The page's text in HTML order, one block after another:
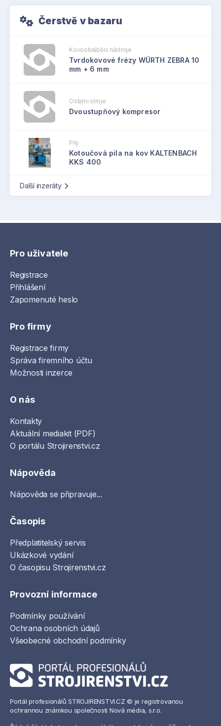
Čerstvě v bazaru
Kovoobráběcí nástroje
Tvrdokovové frézy WÜRTH ZEBRA 10
mm + 6 mm
Ostatní stroje
Dvoustupňový kompresor
Pily
Kotoučová pila na kov KALTENBACH
KKS 400
Další inzeráty
Pro uživatele
Registrace
Přihlášení
Zapomenuté heslo
Pro firmy
Registrace firmy
Správa firemního účtu
Možnosti inzerce
O nás
Kontakty
Aktuální mediakit (PDF)
O portálu Strojirenstvi.cz
Nápověda
Nápověda se připravuje...
Časopis
Předplatitelský servis
Ukázkové vydání
O časopisu Strojirenstvi.cz
Provozní informace
Podmínky používání
Ochrana osobních údajů
Všeobecné obchodní podmínky
Portál profesionálů STROJIRENSTVI.CZ © je registrovanou
ochrannou známkou společnosti Nová média, s.r.o.